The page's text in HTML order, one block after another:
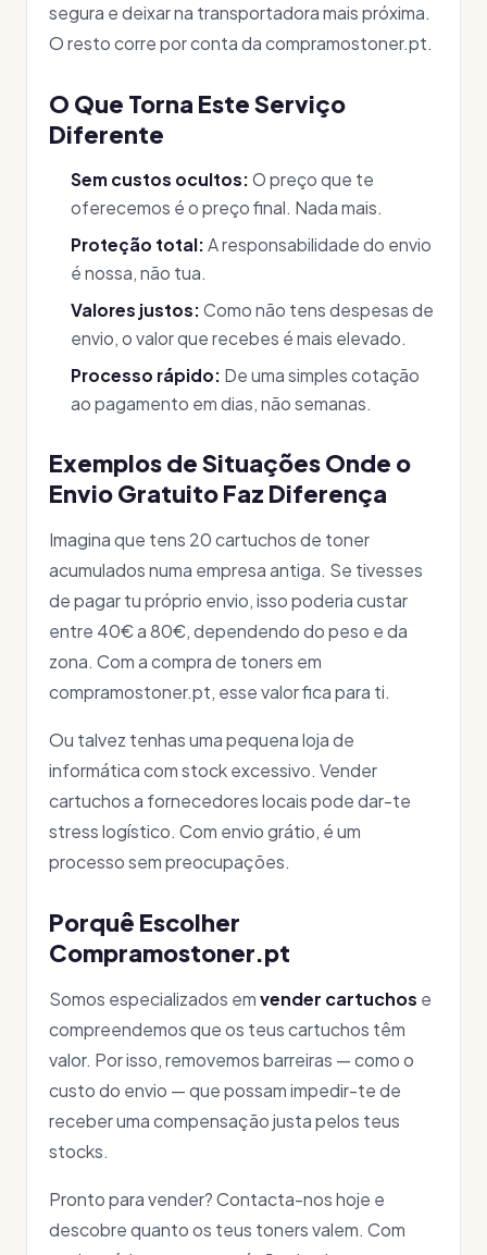
segura e deixar na transportadora mais próxima.
O resto corre por conta da compramostoner.pt.
O Que Torna Este Serviço
Diferente
Sem custos ocultos: O preço que te
oferecemos é o preço final. Nada mais.
Proteção total: A responsabilidade do envio
é nossa, não tua.
Valores justos: Como não tens despesas de
envio, o valor que recebes é mais elevado.
Processo rápido: De uma simples cotação
ao pagamento em dias, não semanas.
Exemplos de Situações Onde o
Envio Gratuito Faz Diferença
Imagina que tens 20 cartuchos de toner
acumulados numa empresa antiga. Se tivesses
de pagar tu próprio envio, isso poderia custar
entre 40€ a 80€, dependendo do peso e da
zona. Com a compra de toners em
compramostoner.pt, esse valor fica para ti.
Ou talvez tenhas uma pequena loja de
informática com stock excessivo. Vender
cartuchos a fornecedores locais pode dar-te
stress logístico. Com envio grátio, é um
processo sem preocupações.
Porquê Escolher
Compramostoner.pt
Somos especializados emvender cartuchos e
compreendemos que os teus cartuchos têm
valor. Por isso, removemos barreiras — como o
custo do envio — que possam impedir-te de
receber uma compensação justa pelos teus
stocks.
Pronto para vender? Contacta-nos hoje e
descobre quanto os teus toners valem. Com